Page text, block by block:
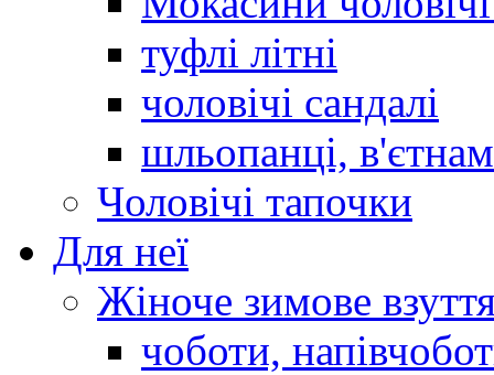
туфлі літні
чоловічі сандалі
шльопанці,
Чоловічі тапочки
Для неї
Жіноче зимове
чоботи,